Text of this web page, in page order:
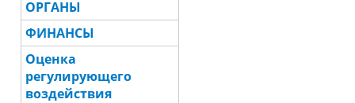
ОРГАНЫ
ФИНАНСЫ
Оценка
регулирующего
воздействия